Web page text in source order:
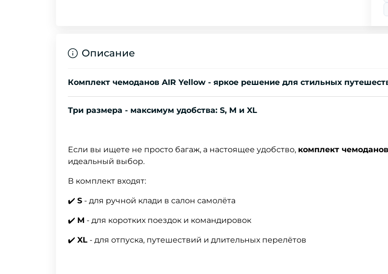
Описание
Комплект чемоданов AIR Yellow - яркое решение для стильных
Три размера - максимум удобства: S, M и XL
Если вы ищете не просто багаж, а настоящее удобство, комплект
идеальный выбор.
В комплект входят:
✔️ S - для ручной клади в салон самолёта
✔️ M - для коротких поездок и командировок
✔️ XL - для отпуска, путешествий и длительных перелётов